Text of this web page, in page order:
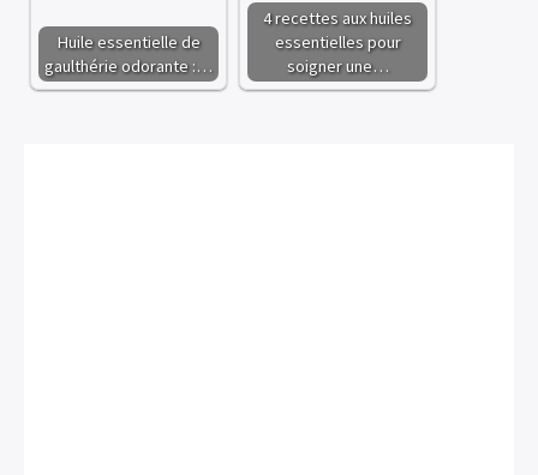
Huile essentielle de
gaulthérie odorante :…
4 recettes aux huiles
essentielles pour
soigner une…